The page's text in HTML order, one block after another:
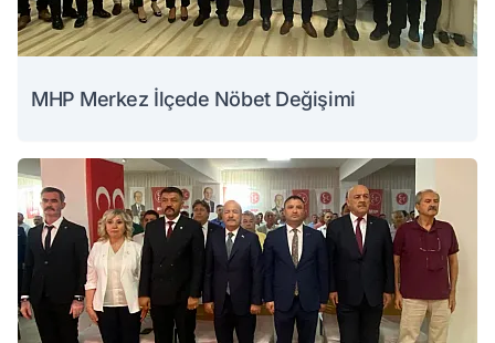
MHP Merkez İlçede Nöbet Değişimi